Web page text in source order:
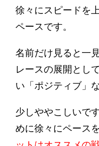
徐々にスピードを
ペースです。
名前だけ見ると一
レースの展開とし
い「ポジティブ」
少しややこしいで
めに徐々にペース